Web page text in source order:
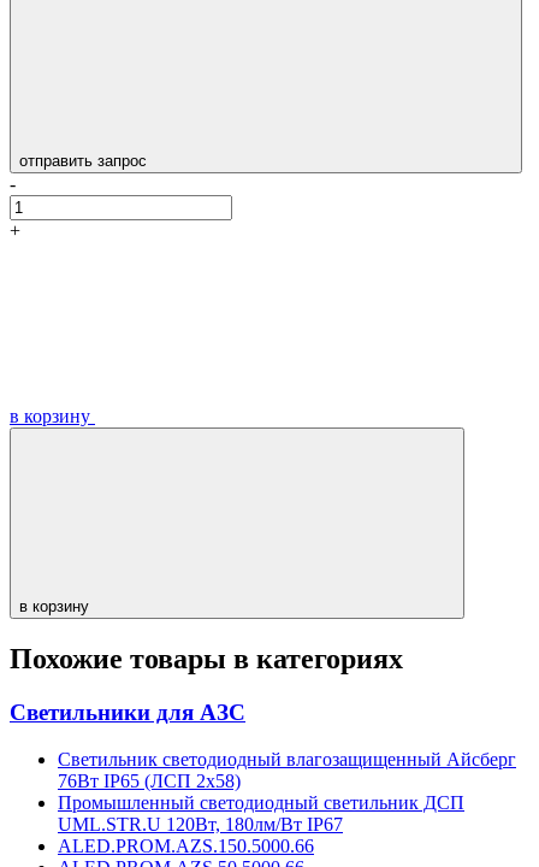
отправить запрос
-
+
в корзину
в корзину
Похожие товары в категориях
Светильники для АЗС
Светильник светодиодный влагозащищенный Айсберг
76Вт IP65 (ЛСП 2х58)
Промышленный светодиодный светильник ДСП
UML.STR.U 120Вт, 180лм/Вт IP67
ALED.PROM.AZS.150.5000.66